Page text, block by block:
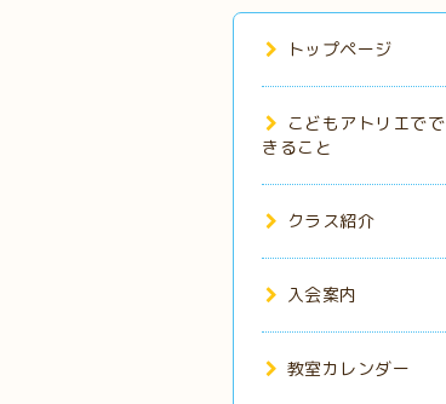
トップページ
こどもアトリエでで
きること
クラス紹介
入会案内
教室カレンダー